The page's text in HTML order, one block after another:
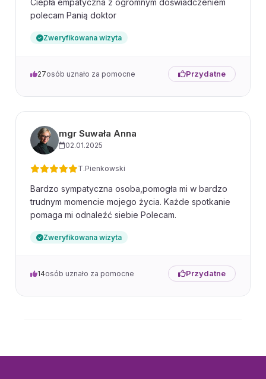
Ciepła empatyczna z ogromnym doświadczeniem
polecam Panią doktor
Zweryfikowana wizyta
27osób uznało za pomocne Przydatne
mgr Suwała Anna
02.01.2025
T.Pienkowski
Bardzo sympatyczna osoba,pomogła mi w bardzo
trudnym momencie mojego życia. Każde spotkanie
pomaga mi odnaleźć siebie Polecam.
Zweryfikowana wizyta
14osób uznało za pomocne Przydatne